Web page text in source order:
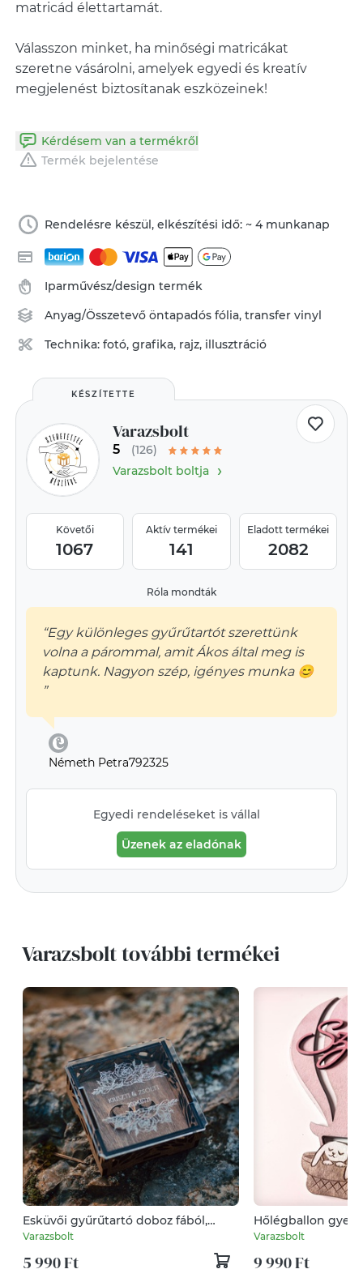
matricád élettartamát.
Válasszon minket, ha minőségi matricákat
szeretne vásárolni, amelyek egyedi és kreatív
megjelenést biztosítanak eszközeinek!
Kérdésem van a termékről
Termék bejelentése
Rendelésre készül, elkészítési idő: ~ 4 munkanap
Iparművész/design termék
Anyag/Összetevőöntapadós fólia,transfer vinyl
Technika:fotó, grafika, rajz, illusztráció
KÉSZÍTETTE
Varazsbolt
5
(126)
Varazsbolt boltja›
Követői
1067
Aktív termékei
141
Eladott termékei
2082
Róla mondták
“Egy különleges gyűrűtartót szerettünk
volna a párommal, amit Ákos által meg is
kaptunk. Nagyon szép, igényes munka 😊
”
Németh Petra792325
Egyedi rendeléseket is vállal
Üzenek az eladónak
Varazsbolt további termékei
Esküvői gyűrűtartó doboz fából,
személyre szabott plexi fedéllel
Varazsbolt
5 990 Ft
Hőlégballon
Neves dekoráció
Varazsbolt
9 990 Ft